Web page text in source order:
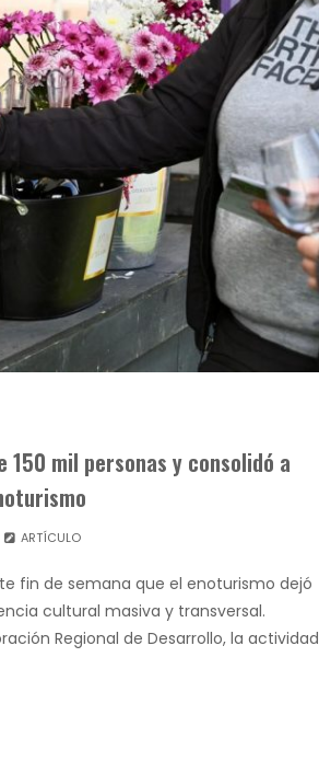
150 mil personas y consolidó a
ARTÍCULO
fin de semana que el enoturismo dejó
cultural masiva y transversal.
Regional de Desarrollo, la actividad